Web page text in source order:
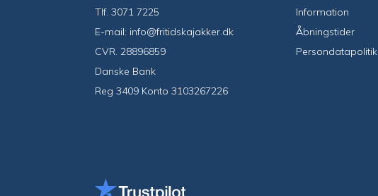
Tlf.3071 7225
E-mail: info@fritidskajakker.dk
CVR. 28896859
Danske Bank
Reg 3409 Konto 3103267226
Information
Åbningstider
Persondatapolitik